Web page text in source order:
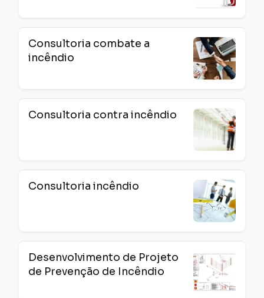
Consultoria combate a
incêndio
Consultoria contra incêndio
Consultoria incêndio
Desenvolvimento de Projeto
de Prevenção de Incêndio